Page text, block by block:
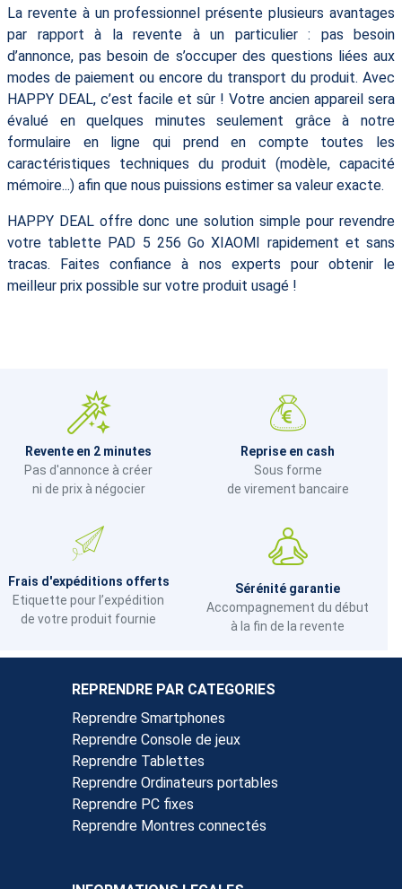
La revente à un professionnel présente plusieurs avantages
par rapport à la revente à un particulier : pas besoin
d’annonce, pas besoin de s’occuper des questions liées aux
modes de paiement ou encore du transport du produit. Avec
HAPPY DEAL, c’est facile et sûr ! Votre ancien appareil sera
évalué en quelques minutes seulement grâce à notre
formulaire en ligne qui prend en compte toutes les
caractéristiques techniques du produit (modèle, capacité
mémoire...) afin que nous puissions estimer sa valeur exacte.
HAPPY DEAL offre donc une solution simple pour revendre
votre tablette PAD 5 256 Go XIAOMI rapidement et sans
tracas. Faites confiance à nos experts pour obtenir le
meilleur prix possible sur votre produit usagé !
Revente en 2 minutes
Pas d'annonce à créer
ni de prix à négocier
Reprise en cash
Sous forme
de virement bancaire
Frais d'expéditions offerts
Etiquette pour l’expédition
de votre produit fournie
Sérénité garantie
Accompagnement du début
à la fin de la revente
REPRENDRE PAR CATEGORIES
Reprendre Smartphones
Reprendre Console de jeux
Reprendre Tablettes
Reprendre Ordinateurs portables
Reprendre PC fixes
Reprendre Montres connectés